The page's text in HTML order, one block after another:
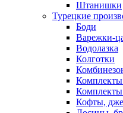
Штанишки
Турецкие
Боди
Варежки-
Водолазка
Колготки
Комплекты
Комплекты
Кофты,